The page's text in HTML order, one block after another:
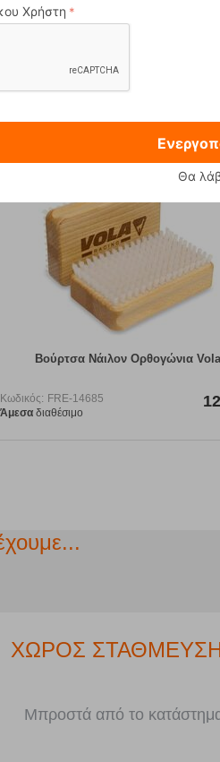
Winter Gas 230g Φιάλη Υγραεριού
Βούρτσα Νάιλον Ορθογώνια Vola
Κωδικός: FRE-14685
Άμεσα διαθέσιμο
ΧΩΡΟΣ
Μπροστά από το
Χρήστη
Θα